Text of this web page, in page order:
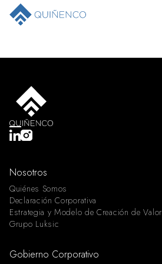
Nosotros
Quiénes Somos
Declaración Corporativa
Estrategia y Modelo de Creación de Valor
Grupo Luksic
Gobierno Corporativo